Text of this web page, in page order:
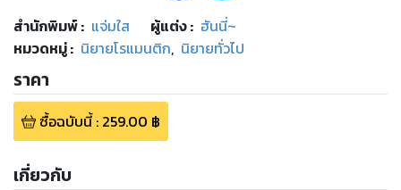
สำนักพิมพ์: แจ่มใส ผู้แต่ง : ฮันนี่~
หมวดหมู่: นิยายโรแมนติก, นิยายทั่วไป
ราคา
ซื้อฉบับนี้: 259.00 ฿
เกี่ยวกับ